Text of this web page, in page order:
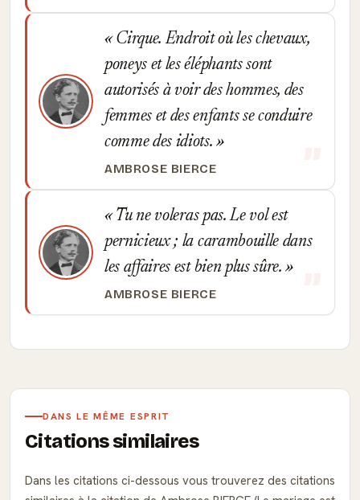
Cirque. Endroit où les chevaux,
poneys et les éléphants sont
autorisés à voir des hommes, des
femmes et des enfants se conduire
comme des idiots.
AMBROSE BIERCE
Tu ne voleras pas. Le vol est
pernicieux ; la carambouille dans
les affaires est bien plus sûre.
AMBROSE BIERCE
DANS LE MÊME ESPRIT
Citations similaires
Dans les citations ci-dessous vous trouverez des citations